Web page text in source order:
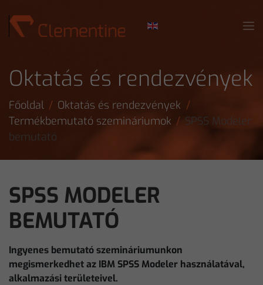
Skip to main content
Oktatás és rendezvények
Főoldal
Oktatás és rendezvények
Termékbemutató szemináriumok
SPSS Modeler
bemutató
SPSS MODELER
BEMUTATÓ
Ingyenes bemutató szemináriumunkon
megismerkedhet az IBM SPSS Modeler használatával,
alkalmazási területeivel.